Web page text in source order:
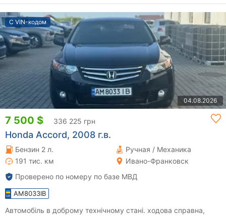
С VIN-кодом
04.08.2026
7 500 $ 336 225 грн
Honda Accord, 2008 г.в.
Бензин 2 л.
Ручная / Механика
191 тис. км
Ивано-Франковск
Проверено по номеру по базе МВД
AM8033IB
Автомобіль в доброму технічному стані. ходова справна,